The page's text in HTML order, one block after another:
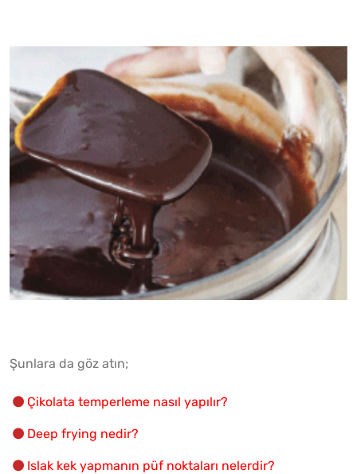
Şunlara da göz atın;
Çikolata temperleme nasıl yapılır?
Deep frying nedir?
Islak kek yapmanın püf noktaları nelerdir?